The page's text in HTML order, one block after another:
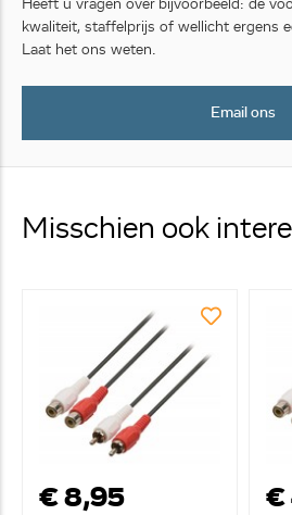
Heeft u vragen over bijvoorbeeld: de
kwaliteit, staffelprijs of wellicht ergens
Laat het ons weten.
Email ons
Misschien ook
€ 8,95 €